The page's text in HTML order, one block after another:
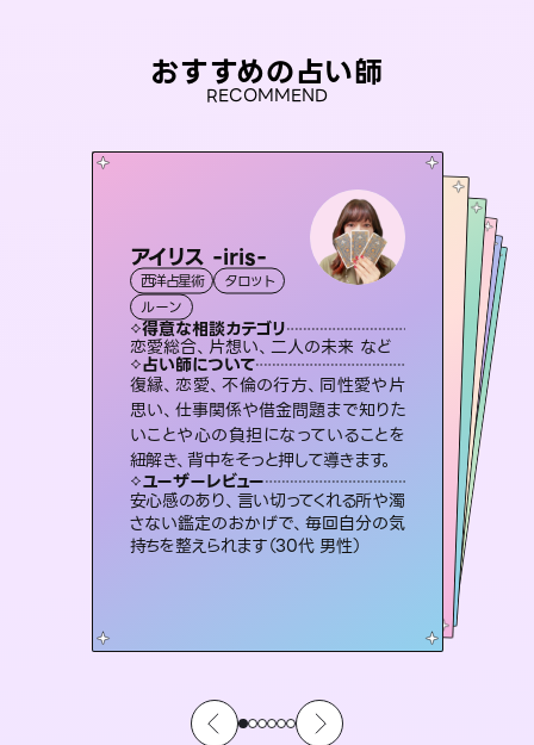
おすすめの占い師
RECOMMEND
アイリス -iris-
西洋占星術
タロット
ルーン
得意な相談カテゴリ
恋愛総合、片想い、二人の未来 など
占い師について
復縁、恋愛、不倫の行方、同性愛や片
思い、仕事関係や借金問題まで知りた
いことや心の負担になっていることを
紐解き、背中をそっと押して導きます。
ユーザーレビュー
安心感のあり、言い切ってくれる所や濁
さない鑑定のおかげで、毎回自分の気
持ちを整えられます（30代 男性）
おう 霊感オラクル
霊視・オーラ
オラクルカード
得意な相談カテゴリ
恋愛総合、あの人の気持ち など
占い師について
霊視×オラクルカードを使って「今」と
「未来」そして「気になるあの人の気持
ち」まで丁寧に読み解き、恋や人生のヒ
ントを優しく引き出します。
ユーザーレビュー
不安な気持ちが嘘みたいに晴れまし
た…！よく視えていらっしゃるんだなと
感じました（40代 女性）
セラピスト理恵
霊視・オーラ
スピリチュアル・リーディング
得意な相談カテゴリ
片想い、二人の未来、年の差 など
占い師について
連絡再開、復縁、成就などの報告実績
多数。セラピストとして2万超の施術経
験があるからこそできる鑑定で、より良
い未来をサポートします。
ユーザーレビュー
とても心温まる鑑定でした。しかもこち
らは何も言っていないのに視えていらっ
しゃるんだなと驚きです（30代女性）
桃源珠羽 とうげんみう
霊視・オーラ
スピリチュアル・リーディング
得意な相談カテゴリ
片想い、あの人の気持ち、復縁 など
占い師について
恋愛のお悩みの中でも特に「曖昧な関係」の相談を得意としており、友達以上恋人未満なお相手との今後や本音を丁寧に読み解き恋愛成就へと導きます。
ユーザーレビュー
鑑定していただいてアドバイス通りに行
動すると仲が復活してきました。ありが
とうございました（40代 女性）
未来視師＊花
スピリチュアル・リーディング
得意な相談カテゴリ
出逢い、片想い、復縁 など
占い師について
未来には何パターンもの選択肢があり
ます。不安で視えにくくなっているあな
たの素敵な未来を見つけ、その未来を
選択できるようアドバイスします。
ユーザーレビュー
職場の人の性質や人間関係、本心など
本当によく視えていてびっくり。対策が
打てて前向きになれます（40代）
彗望
霊視・オーラ
スピリチュアル・リーディング
得意な相談カテゴリ
片想い、あの人の気持ち、復縁 など
占い師について
3,700年以上の歴史を持つ東洋最古の
占術「易占」で詳細まで占い、幸せへ向
かう道筋を示します。厳しい結果にも具
体的な対策をお伝えします。
ユーザーレビュー
複雑な背景もしっかり聞いて鑑定して
いただけました。気持ちが楽になりまし
た（50代 女性）